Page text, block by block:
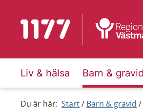
Till startsidan för 1177
Liv & hälsa Barn & gravid
Du är här: Start Barn & gravid